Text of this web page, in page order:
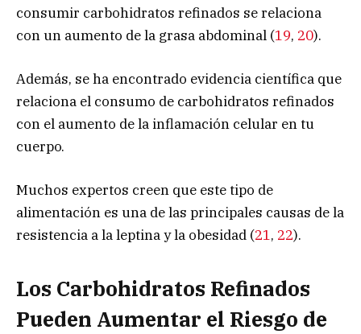
consumir carbohidratos refinados se relaciona
con un aumento de la grasa abdominal (19, 20).
Además, se ha encontrado evidencia científica que
relaciona el consumo de carbohidratos refinados
con el aumento de la inflamación celular en tu
cuerpo.
Muchos expertos creen que este tipo de
alimentación es una de las principales causas de la
resistencia a la leptina y la obesidad (21, 22).
Los Carbohidratos Refinados
Pueden Aumentar el Riesgo de